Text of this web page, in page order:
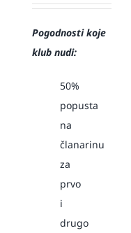
Pogodnosti koje
klub nudi:
50%
popusta
na
članarinu
za
prvo
i
drugo